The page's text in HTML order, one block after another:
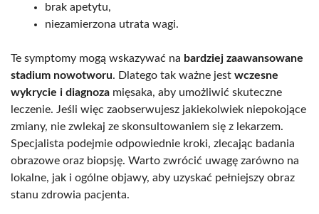
brak apetytu,
niezamierzona utrata wagi.
Te symptomy mogą wskazywać na bardziej zaawansowane
stadium nowotworu. Dlatego tak ważne jest wczesne
wykrycie i diagnoza mięsaka, aby umożliwić skuteczne
leczenie. Jeśli więc zaobserwujesz jakiekolwiek niepokojące
zmiany, nie zwlekaj ze skonsultowaniem się z lekarzem.
Specjalista podejmie odpowiednie kroki, zlecając badania
obrazowe oraz biopsję. Warto zwrócić uwagę zarówno na
lokalne, jak i ogólne objawy, aby uzyskać pełniejszy obraz
stanu zdrowia pacjenta.